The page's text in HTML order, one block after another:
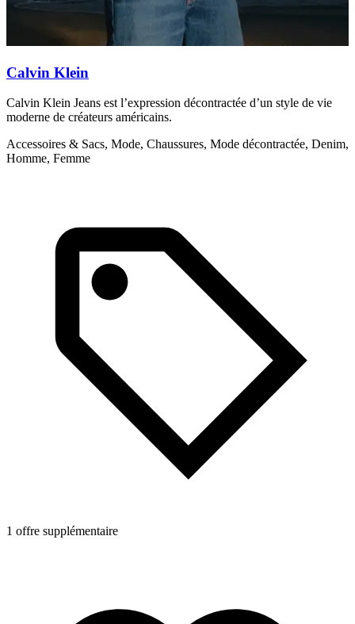
Calvin Klein
Calvin Klein Jeans est l’expression décontractée d’un style de vie
moderne de créateurs américains.
Accessoires & Sacs, Mode, Chaussures, Mode décontractée, Denim,
Homme, Femme
1 offre supplémentaire